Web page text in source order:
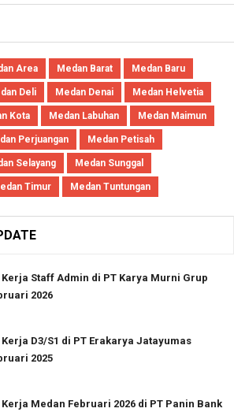
Area Medan Barat Medan Baru
Deli Medan Denai Medan Helvetia
Kota Medan Labuhan Medan Maimun
Perjuangan Medan Petisah
Selayang Medan Sunggal
Timur Medan Tuntungan
Staff Admin di PT Karya Murni Grup
2026
D3/S1 di PT Erakarya Jatayumas
2025
Medan Februari 2026 di PT Panin Bank